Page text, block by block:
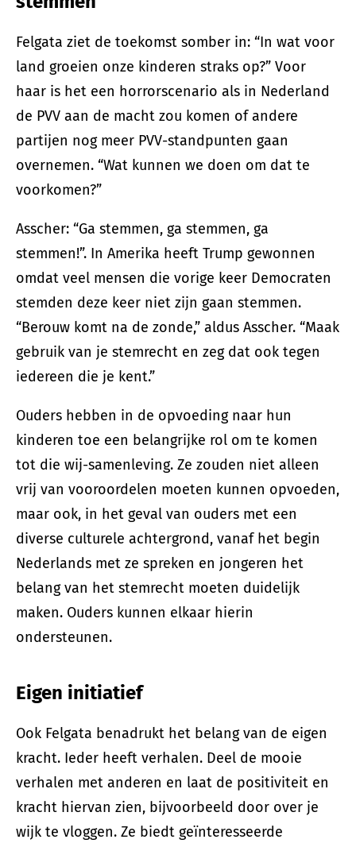
Felgata ziet de toekomst somber in: “In wat voor
land groeien onze kinderen straks op?” Voor
haar is het een horrorscenario als in Nederland
de PVV aan de macht zou komen of andere
partijen nog meer PVV-standpunten gaan
overnemen. “Wat kunnen we doen om dat te
voorkomen?”
Asscher: “Ga stemmen, ga stemmen, ga
stemmen!”. In Amerika heeft Trump gewonnen
omdat veel mensen die vorige keer Democraten
stemden deze keer niet zijn gaan stemmen.
“Berouw komt na de zonde,” aldus Asscher. “Maak
gebruik van je stemrecht en zeg dat ook tegen
iedereen die je kent.”
Ouders hebben in de opvoeding naar hun
kinderen toe een belangrijke rol om te komen
tot die wij-samenleving. Ze zouden niet alleen
vrij van vooroordelen moeten kunnen opvoeden,
maar ook, in het geval van ouders met een
diverse culturele achtergrond, vanaf het begin
Nederlands met ze spreken en jongeren het
belang van het stemrecht moeten duidelijk
maken. Ouders kunnen elkaar hierin
ondersteunen.
Eigen initiatief
Ook Felgata benadrukt het belang van de eigen
kracht. Ieder heeft verhalen. Deel de mooie
verhalen met anderen en laat de positiviteit en
kracht hiervan zien, bijvoorbeeld door over je
wijk te vloggen. Ze biedt geïnteresseerde